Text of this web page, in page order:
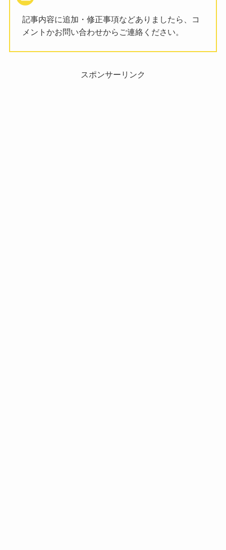
記事内容に追加・修正事項などありましたら、コ
メントかお問い合わせからご連絡ください。
スポンサーリンク